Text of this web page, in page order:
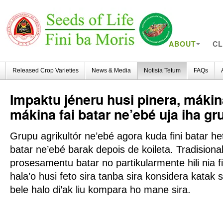
ABOUT
Released Crop Varieties News & Media Notisia Tetum FAQs
Impaktu jéneru husi pinera,
mákina fai batar ne’ebé uja iha
Grupu agrikultór ne’ebé agora kuda fini batar
batar ne’ebé barak depois de koileta.
prosesamentu batar no partikularmente hili nia
hala’o husi feto sira tanba sira konsidera katak
bele halo di’ak liu kompara ho mane sira.